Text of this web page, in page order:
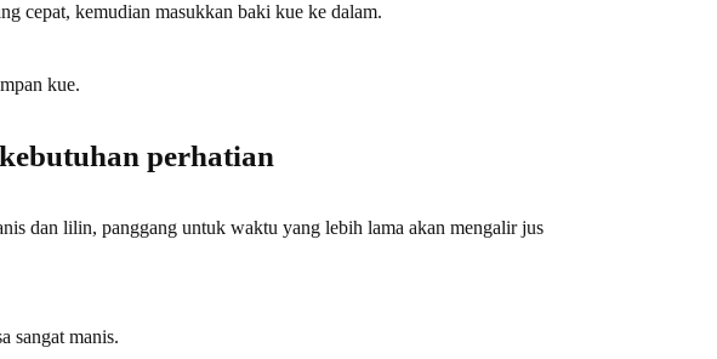
cepat, kemudian masukkan baki kue ke dalam.
kue.
perhatian
dan lilin, panggang untuk waktu yang lebih lama akan mengalir jus
sangat manis.